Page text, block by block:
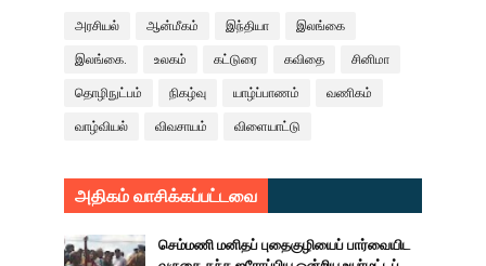
அரசியல் ஆன்மீகம் இந்தியா இலங்கை
இலங்கை. உலகம் கட்டுரை கவிதை சினிமா
தொழிநுட்பம் நிகழ்வு யாழ்ப்பாணம் வணிகம்
வாழ்வியல் விவசாயம் விளையாட்டு
அதிகம் வாசிக்கப்பட்டவை
செம்மணி மனிதப் புதைகுழியைப் பார்வையிட